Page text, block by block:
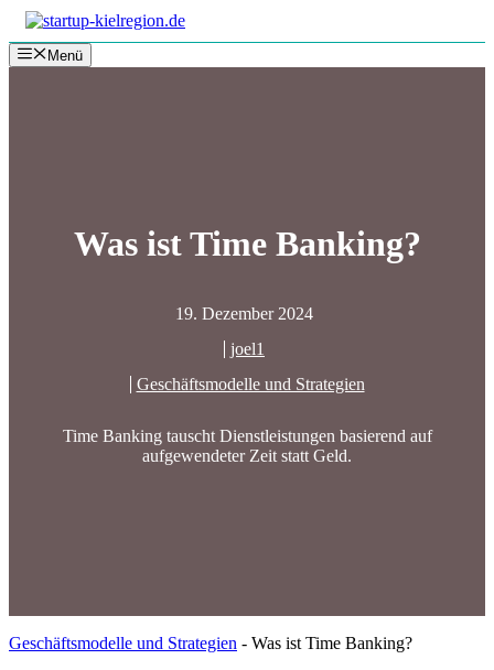
Zum
Inhalt
springenMenü
Was ist Time Banking?
19. Dezember 2024
joel1
Geschäftsmodelle und Strategien
Time Banking tauscht Dienstleistungen basierend auf
aufgewendeter Zeit statt Geld.
Geschäftsmodelle und Strategien - Was ist Time Banking?